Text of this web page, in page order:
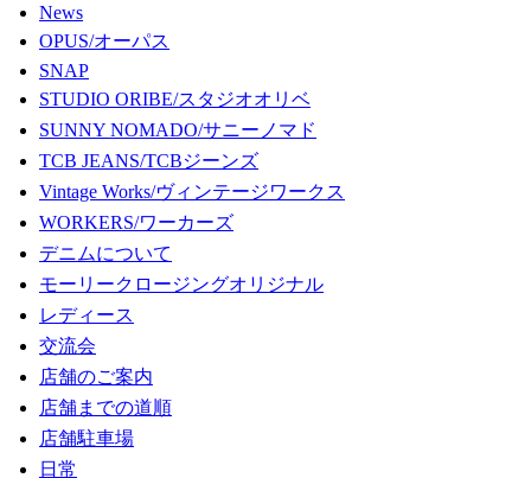
News
OPUS/オーパス
SNAP
STUDIO ORIBE/スタジオオリベ
SUNNY NOMADO/サニーノマド
TCB JEANS/TCBジーンズ
Vintage Works/ヴィンテージワークス
WORKERS/ワーカーズ
デニムについて
モーリークロージングオリジナル
レディース
交流会
店舗のご案内
店舗までの道順
店舗駐車場
日常